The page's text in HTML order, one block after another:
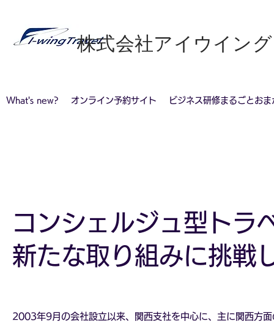
株式会社アイウイン
What's new? オンライン予約サイト ビジネス研修まるごとおま
コンシェルジュ型トラ
新たな取り組みに挑戦
2003年9月の会社設立以来、関西支社を中心に、主に関西方